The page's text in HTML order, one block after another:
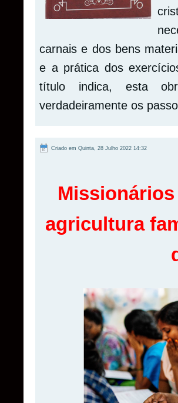
carnais e dos bens
e a prática dos
título indica, esta
verdadeiramente os
Criado em Quinta, 28 Julho 2022 14:32
agricultura